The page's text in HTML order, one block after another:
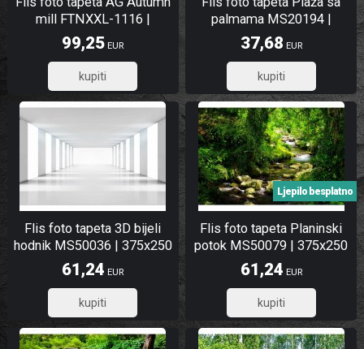
mill FTNXXL-1116 |
360x270 cm
99,25 EUR
79,40
palmama MS20194 |
150x250 cm
37,68 EUR
30,14
Flis foto tapeta 3D bijeli
hodnik MS50036 | 375x250
cm
61,24 EUR
48,99
Flis foto tapeta Planinski
potok MS50079 | 375x250
cm
Ljepilo besplatno
61,24 EUR
48,99